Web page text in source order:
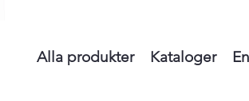
Alla produkter Kataloger